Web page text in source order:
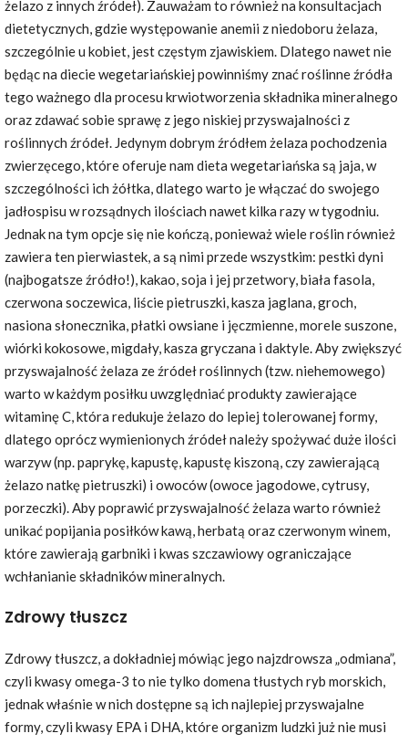
żelazo z innych źródeł). Zauważam to również na konsultacjach
dietetycznych, gdzie występowanie anemii z niedoboru żelaza,
szczególnie u kobiet, jest częstym zjawiskiem. Dlatego nawet nie
będąc na diecie wegetariańskiej powinniśmy znać roślinne źródła
tego ważnego dla procesu krwiotworzenia składnika mineralnego
oraz zdawać sobie sprawę z jego niskiej przyswajalności z
roślinnych źródeł. Jedynym dobrym źródłem żelaza pochodzenia
zwierzęcego, które oferuje nam dieta wegetariańska są jaja, w
szczególności ich żółtka, dlatego warto je włączać do swojego
jadłospisu w rozsądnych ilościach nawet kilka razy w tygodniu.
Jednak na tym opcje się nie kończą, ponieważ wiele roślin również
zawiera ten pierwiastek, a są nimi przede wszystkim: pestki dyni
(najbogatsze źródło!), kakao, soja i jej przetwory, biała fasola,
czerwona soczewica, liście pietruszki, kasza jaglana, groch,
nasiona słonecznika, płatki owsiane i jęczmienne, morele suszone,
wiórki kokosowe, migdały, kasza gryczana i daktyle. Aby zwiększyć
przyswajalność żelaza ze źródeł roślinnych (tzw. niehemowego)
warto w każdym posiłku uwzględniać produkty zawierające
witaminę C, która redukuje żelazo do lepiej tolerowanej formy,
dlatego oprócz wymienionych źródeł należy spożywać duże ilości
warzyw (np. paprykę, kapustę, kapustę kiszoną, czy zawierającą
żelazo natkę pietruszki) i owoców (owoce jagodowe, cytrusy,
porzeczki). Aby poprawić przyswajalność żelaza warto również
unikać popijania posiłków kawą, herbatą oraz czerwonym winem,
które zawierają garbniki i kwas szczawiowy ograniczające
wchłanianie składników mineralnych.
Zdrowy tłuszcz
Zdrowy tłuszcz, a dokładniej mówiąc jego najzdrowsza „odmiana”,
czyli kwasy omega-3 to nie tylko domena tłustych ryb morskich,
jednak właśnie w nich dostępne są ich najlepiej przyswajalne
formy, czyli kwasy EPA i DHA, które organizm ludzki już nie musi